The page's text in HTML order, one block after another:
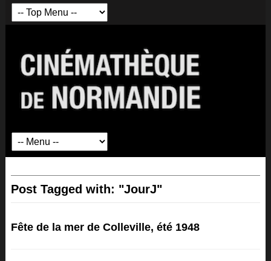
Post Tagged with: "JourJ"
Fête de la mer de Colleville, été 1948